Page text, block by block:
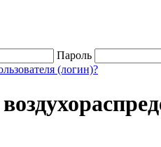
Пароль
(логин)?